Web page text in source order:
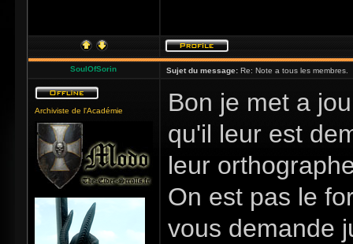
SoulOfSorin Sujet du message: Re: Note a tous les membres.
Archiviste de l'Académie
Bon je met a
qu'il leur est
leur
On est pas le
vous demande